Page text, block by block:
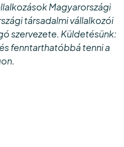
Magyarországi
társadalmi vállalkozói
szervezete. Küldetésünk:
fenntarthatóbbá tenni a